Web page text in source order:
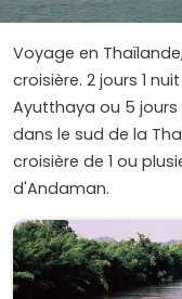
Voyage en
croisière. 2 jours 1
Ayutthaya ou 5 jours
dans le sud de la
croisière de 1 ou
d'Andaman.